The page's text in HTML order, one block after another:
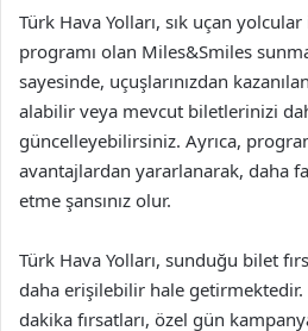
Türk Hava Yolları, sık uçan
programı olan Miles&Smiles
sayesinde, uçuşlarınızdan
alabilir veya mevcut biletlerinizi
güncelleyebilirsiniz. Ayrıca,
avantajlardan yararlanarak, daha
etme şansınız olur.
Türk Hava Yolları, sunduğu bilet
daha erişilebilir hale getirmektedir.
dakika fırsatları, özel gün